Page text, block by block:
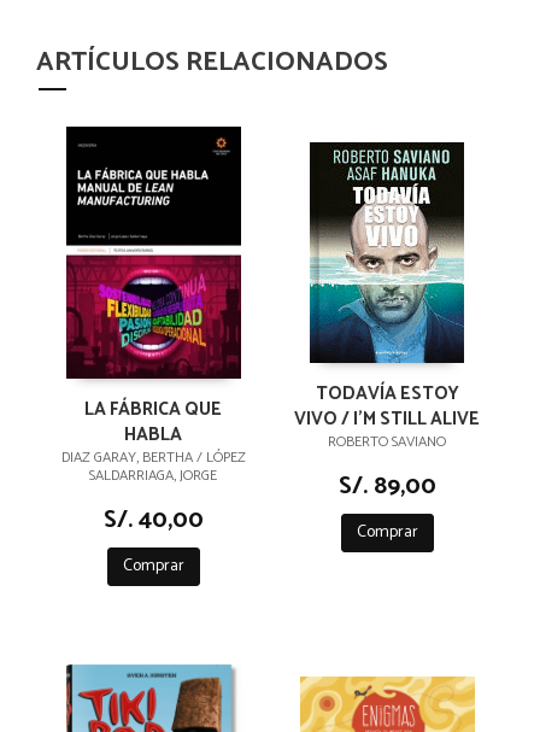
ARTÍCULOS RELACIONADOS
LA FÁBRICA QUE
HABLA
DIAZ GARAY, BERTHA / LÓPEZ
SALDARRIAGA, JORGE
S/. 40,00
Comprar
TODAVÍA ESTOY
VIVO / I'M STILL ALIVE
ROBERTO SAVIANO
S/. 89,00
Comprar